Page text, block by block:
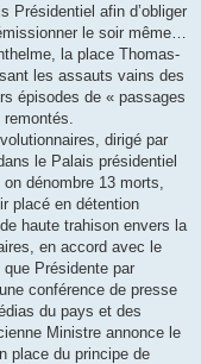
Présidentiel afin d’obliger
le soir même…
la place Thomas-
les assauts vains des
épisodes de « passages
dirigé par
le Palais présidentiel
dénombre 13 morts,
placé en détention
haute trahison envers la
en accord avec le
Présidente par
conférence de presse
du pays et des
Ministre annonce le
place du principe de